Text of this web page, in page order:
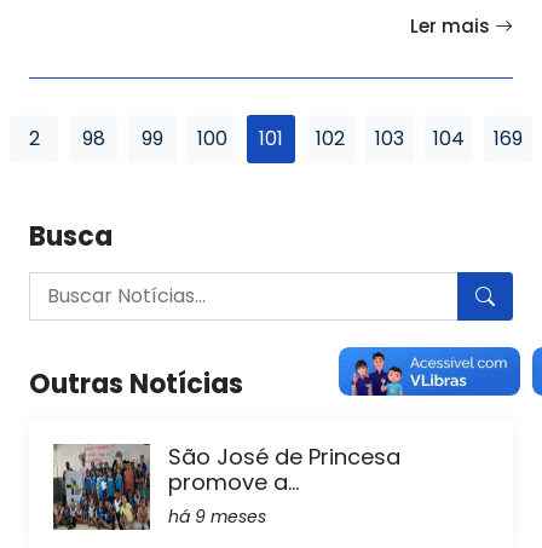
Ler mais
2 98 99 100 101 102 103 104 169
Busca
Outras Notícias
São José de Princesa
promove a...
há 9 meses